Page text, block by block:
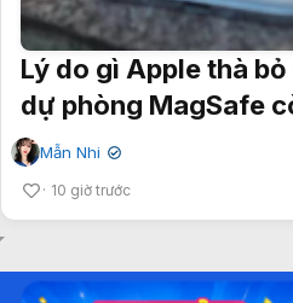
Lý do gì Apple thà
dự phòng MagSafe
Mẫn Nhi ✔
10 giờ trước